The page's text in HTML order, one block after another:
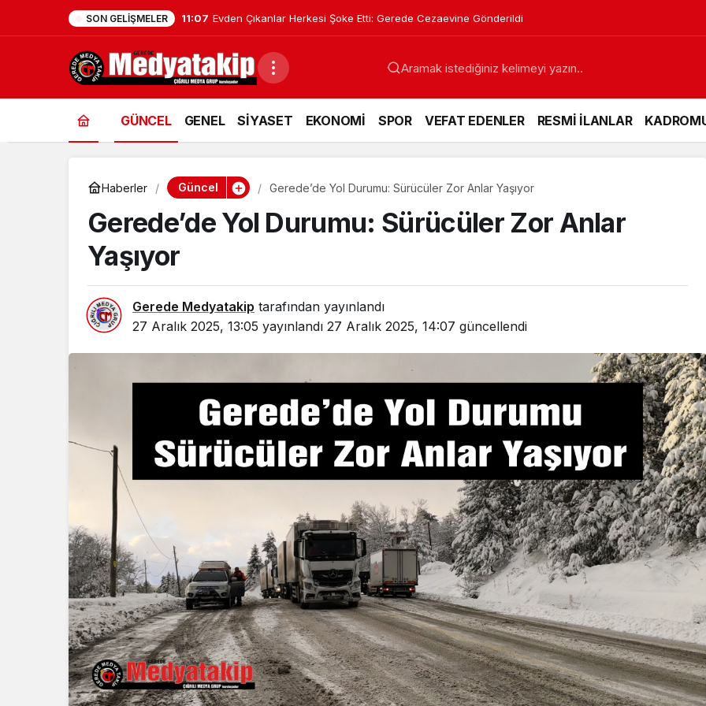
SON GELIŞMELER 11:07 Evden Çıkanlar Herkesi Şoke Etti: Gerede Cezaevine Gönderildi
GÜNCEL GENEL SİYASET EKONOMİ SPOR VEFAT EDENLER RESMİ İLANLAR
Haberler Güncel Gerede’de Yol Durumu: Sürücüler Zor Anlar Yaşıyor
Gerede’de Yol Durumu: Sürücüler Zor Anlar
Yaşıyor
Gerede Medyatakip tarafından yayınlandı
27 Aralık 2025, 13:05 yayınlandı 27 Aralık 2025, 14:07 güncellendi
Rampalarında Yangın:
Araçlar Kül Oldu
Güncel
Şoke Etti: Gerede
Cezaevine Gönderildi
Güncel
Gerede-Bolu Yolunda
Kaza: 1 Ölü, 2 Yaralı